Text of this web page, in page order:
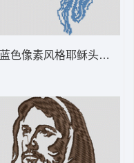
南瓜卡车—
蓝色像素风格耶稣头像 耶